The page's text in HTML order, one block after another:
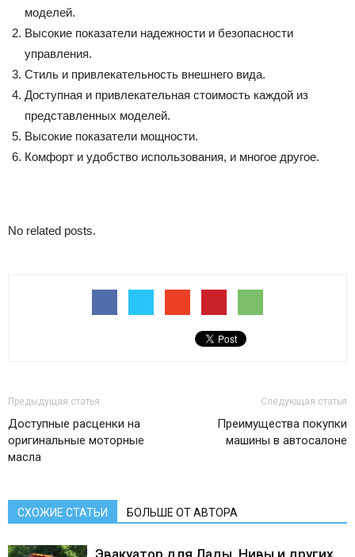
моделей.
Высокие показатели надежности и безопасности
управления.
Стиль и привлекательность внешнего вида.
Доступная и привлекательная стоимость каждой из
представленных моделей.
Высокие показатели мощности.
Комфорт и удобство использования, и многое другое.
No related posts.
Предыдущая статья
Доступные расценки на
оригинальные моторные
масла
Следующая статья
Преимущества покупки
машины в автосалоне
СХОЖИЕ СТАТЬИ БОЛЬШЕ ОТ АВТОРА
Эвакуатор для Лады, Нивы и других